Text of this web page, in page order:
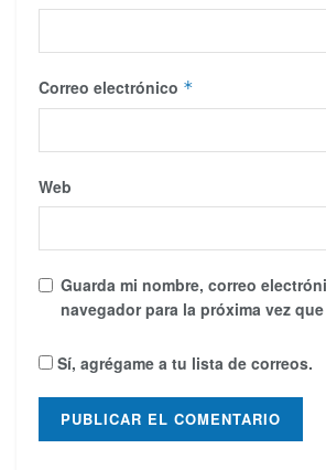
Correo electrónico *
Web
Guarda mi nombre, correo
navegador para la próxima vez
Sí, agrégame a tu lista de correos.